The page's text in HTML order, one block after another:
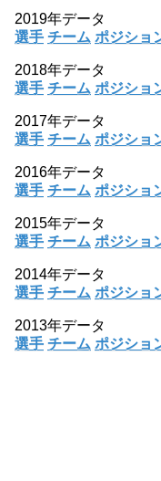
2019年データ
選手 チーム ポジショ
2018年データ
選手 チーム ポジショ
2017年データ
選手 チーム ポジショ
2016年データ
選手 チーム ポジショ
2015年データ
選手 チーム ポジショ
2014年データ
選手 チーム ポジショ
2013年データ
選手 チーム ポジショ